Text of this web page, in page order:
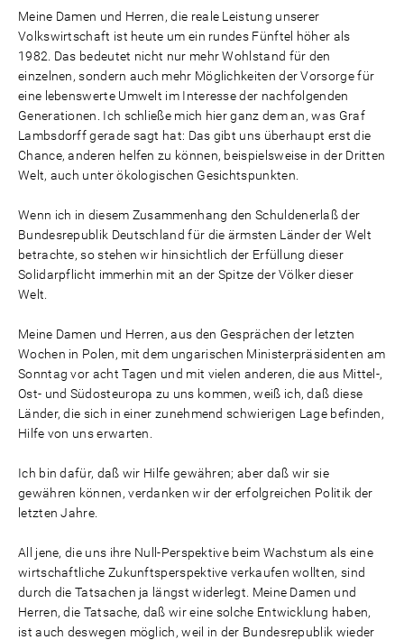
Meine Damen und Herren, die reale Leistung unserer
Volkswirtschaft ist heute um ein rundes Fünftel höher als
1982. Das bedeutet nicht nur mehr Wohlstand für den
einzelnen, sondern auch mehr Möglichkeiten der Vorsorge für
eine lebenswerte Umwelt im Interesse der nachfolgenden
Generationen. Ich schließe mich hier ganz dem an, was Graf
Lambsdorff gerade sagt hat: Das gibt uns überhaupt erst die
Chance, anderen helfen zu können, beispielsweise in der Dritten
Welt, auch unter ökologischen Gesichtspunkten.
Wenn ich in diesem Zusammenhang den Schuldenerlaß der
Bundesrepublik Deutschland für die ärmsten Länder der Welt
betrachte, so stehen wir hinsichtlich der Erfüllung dieser
Solidarpflicht immerhin mit an der Spitze der Völker dieser
Welt.
Meine Damen und Herren, aus den Gesprächen der letzten
Wochen in Polen, mit dem ungarischen Ministerpräsidenten am
Sonntag vor acht Tagen und mit vielen anderen, die aus Mittel-,
Ost- und Südosteuropa zu uns kommen, weiß ich, daß diese
Länder, die sich in einer zunehmend schwierigen Lage befinden,
Hilfe von uns erwarten.
Ich bin dafür, daß wir Hilfe gewähren; aber daß wir sie
gewähren können, verdanken wir der erfolgreichen Politik der
letzten Jahre.
All jene, die uns ihre Null-Perspektive beim Wachstum als eine
wirtschaftliche Zukunftsperspektive verkaufen wollten, sind
durch die Tatsachen ja längst widerlegt. Meine Damen und
Herren, die Tatsache, daß wir eine solche Entwicklung haben,
ist auch deswegen möglich, weil in der Bundesrepublik wieder